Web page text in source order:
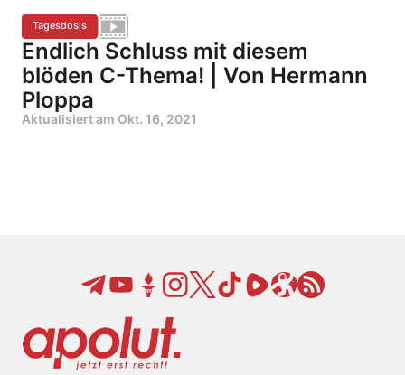
Tagesdosis
Endlich Schluss mit diesem
blöden C-Thema! | Von Hermann
Ploppa
Aktualisiert am Okt. 16, 2021